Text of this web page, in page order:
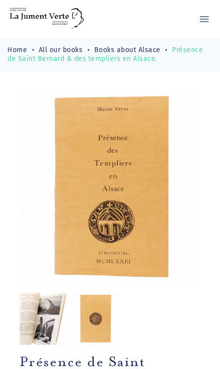
menu
Home All our books Books about Alsace
Présence
de Saint Bernard & des templiers en Alsace.
Présence de Saint